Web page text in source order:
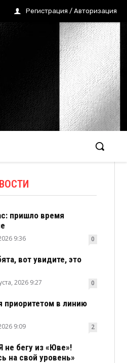
Регистрация / Авторизация
пришло время
9:36 0
вот увидите, это
2026 9:27 0
приоритетом в линию
9:09 2
не бегу из «Юве»!
на свой уровень»